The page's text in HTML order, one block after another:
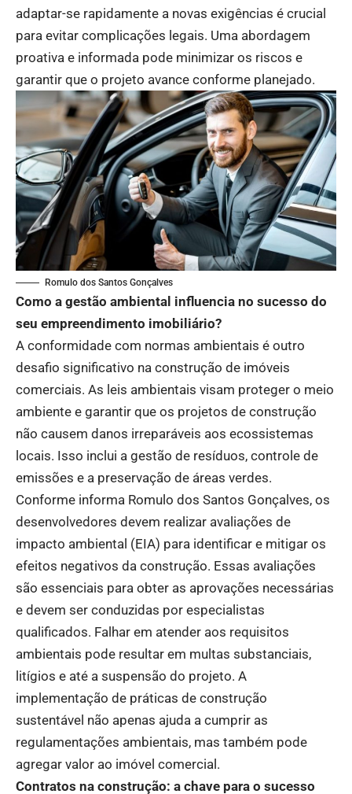
adaptar-se rapidamente a novas exigências é crucial
para evitar complicações legais. Uma abordagem
proativa e informada pode minimizar os riscos e
garantir que o projeto avance conforme planejado.
Romulo dos Santos Gonçalves
Como a gestão ambiental influencia no sucesso do
seu empreendimento imobiliário?
A conformidade com normas ambientais é outro
desafio significativo na construção de imóveis
comerciais. As leis ambientais visam proteger o meio
ambiente e garantir que os projetos de construção
não causem danos irreparáveis aos ecossistemas
locais. Isso inclui a gestão de resíduos, controle de
emissões e a preservação de áreas verdes.
Conforme informa Romulo dos Santos Gonçalves, os
desenvolvedores devem realizar avaliações de
impacto ambiental (EIA) para identificar e mitigar os
efeitos negativos da construção. Essas avaliações
são essenciais para obter as aprovações necessárias
e devem ser conduzidas por especialistas
qualificados. Falhar em atender aos requisitos
ambientais pode resultar em multas substanciais,
litígios e até a suspensão do projeto. A
implementação de práticas de construção
sustentável não apenas ajuda a cumprir as
regulamentações ambientais, mas também pode
agregar valor ao imóvel comercial.
Contratos na construção: a chave para o sucesso